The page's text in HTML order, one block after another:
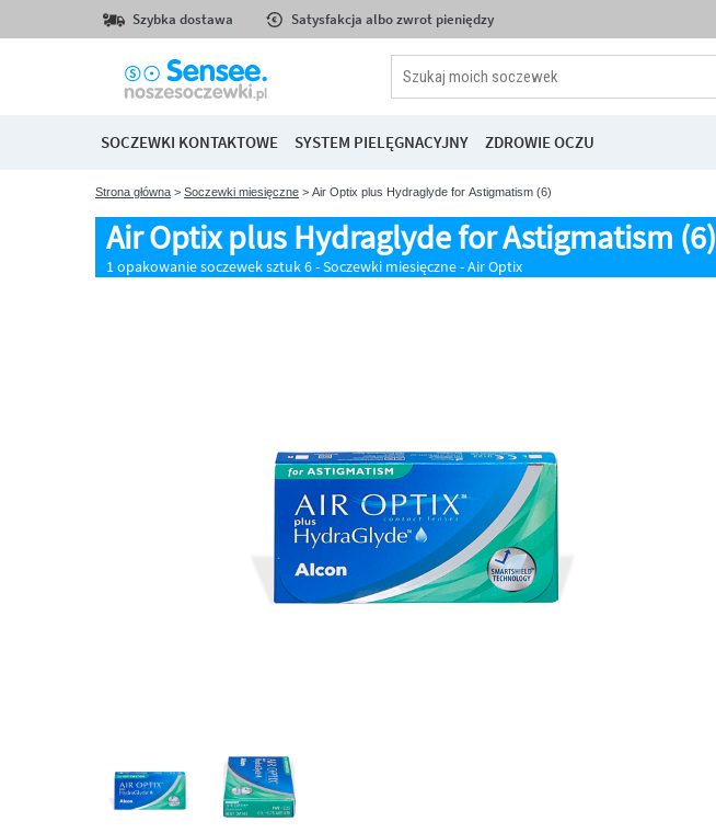
Szybka dostawa Satysfakcja albo zwrot pieniędzy
SOCZEWKI KONTAKTOWE SYSTEM PIELĘGNACYJNY ZDROWIE OCZU
Strona główna > Soczewki miesięczne > Air Optix plus Hydraglyde for Astigmatism (6)
Air Optix plus Hydraglyde for Astigmatism (6)
1 opakowanie soczewek sztuk 6 - Soczewki miesięczne - Air Optix